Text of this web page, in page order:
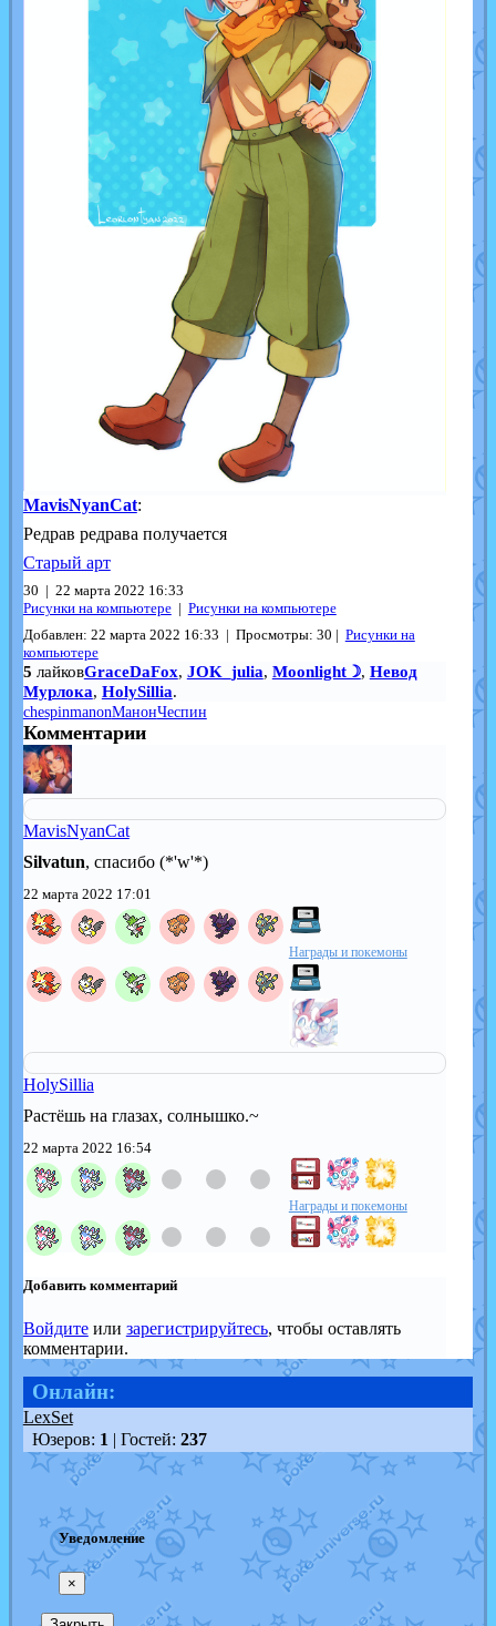
MavisNyanCat:
Редрав редрава получается
Старый арт
30 | 22 марта 2022 16:33
Рисунки на компьютере | Рисунки на компьютере
Добавлен: 22 марта 2022 16:33 | Просмотры: 30 | Рисунки на
компьютере
5 лайковGraceDaFox, JOK_julia, Moonlight☽, Невод
Мурлока, HolySillia.
chespinmanonМанонЧеспин
Комментарии
MavisNyanCat
Silvatun, спасибо (*'w'*)
22 марта 2022 17:01
Награды и покемоны
HolySillia
Растёшь на глазах, солнышко.~
22 марта 2022 16:54
Награды и покемоны
Добавить комментарий
Войдитеили зарегистрируйтесь, чтобы оставлять
комментарии.
Онлайн:
LexSet
Юзеров: 1 | Гостей: 237
Уведомление
×